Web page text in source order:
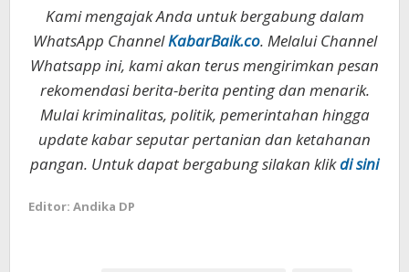
Kami mengajak Anda untuk bergabung dalam
WhatsApp ChannelKabarBaik.co. Melalui Channel
Whatsapp ini, kami akan terus mengirimkan pesan
rekomendasi berita-berita penting dan menarik.
Mulai kriminalitas, politik, pemerintahan hingga
update kabar seputar pertanian dan ketahanan
pangan. Untuk dapat bergabung silakan klikdi sini
Editor: Andika DP